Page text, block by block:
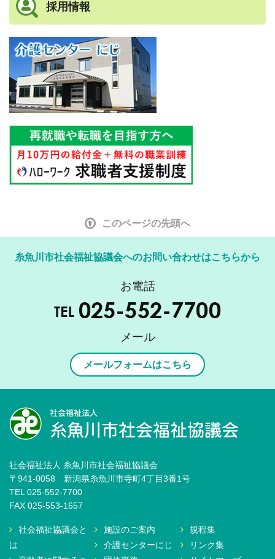
採用情報
このページの先頭へ
糸魚川市社会福祉協議会へのお問い合わせはこちらから
お電話
メール
メールフォームはこちら
社会福祉法人 糸魚川市社会福祉協議会
〒941-0058 新潟県糸魚川市寺町4丁目3番1号
TEL 025-552-7700
FAX 025-553-1657
社会福祉協議会と
は
施設のご案内
介護センターにじ
規程集
リンク集